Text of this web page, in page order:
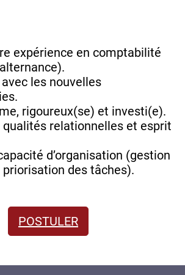
expérience en comptabilité
avec les nouvelles
rigoureux(se) et investi(e).
qualités relationnelles et esprit
d’organisation (gestion
priorisation des tâches).
POSTULER